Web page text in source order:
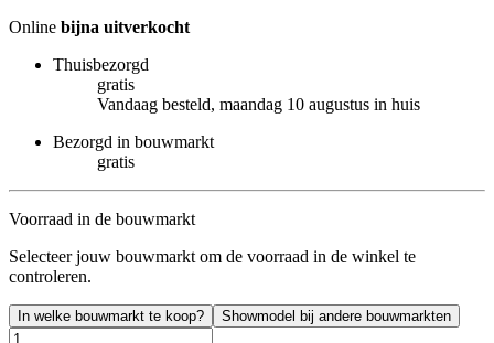
Online bijna uitverkocht
Thuisbezorgd
gratis
Vandaag besteld, maandag 10 augustus in huis
Bezorgd in bouwmarkt
gratis
Voorraad in de bouwmarkt
Selecteer jouw bouwmarkt om de voorraad in de winkel te
controleren.
In welke bouwmarkt te koop? Showmodel bij andere bouwmarkten